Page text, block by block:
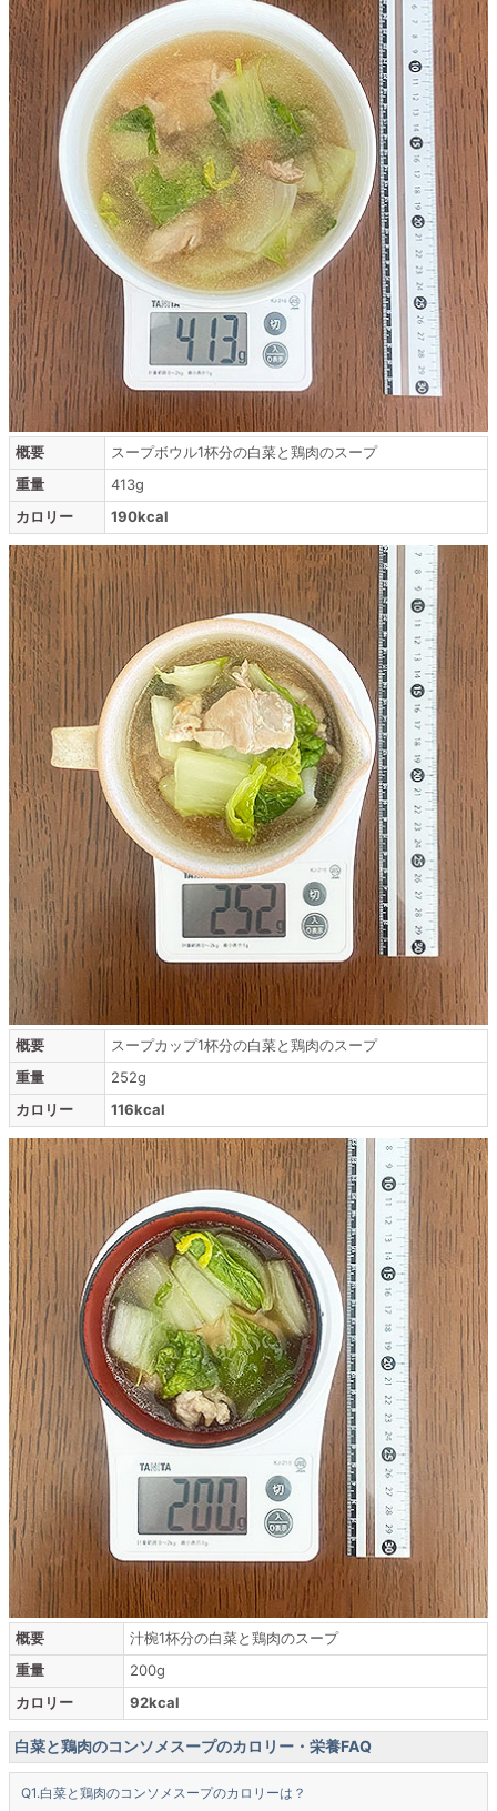
概要
スープボウル1杯分の白菜と鶏肉のスープ
重量
413g
カロリー
190kcal
概要
スープカップ1杯分の白菜と鶏肉のスープ
重量
252g
カロリー
116kcal
概要
汁椀1杯分の白菜と鶏肉のスープ
重量
200g
カロリー
92kcal
白菜と鶏肉のコンソメスープのカロリー・栄養FAQ
白菜と鶏肉のコンソメスープのカロリーは？